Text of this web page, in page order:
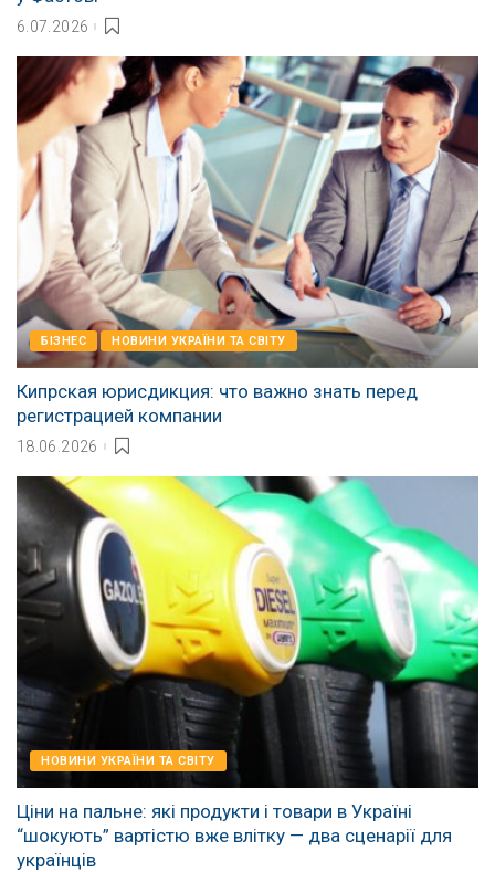
6.07.2026
БІЗНЕС НОВИНИ УКРАЇНИ ТА СВІТУ
Кипрская юрисдикция: что важно знать перед
регистрацией компании
18.06.2026
НОВИНИ УКРАЇНИ ТА СВІТУ
Ціни на пальне: які продукти і товари в Україні
“шокують” вартістю вже влітку — два сценарії для
українців